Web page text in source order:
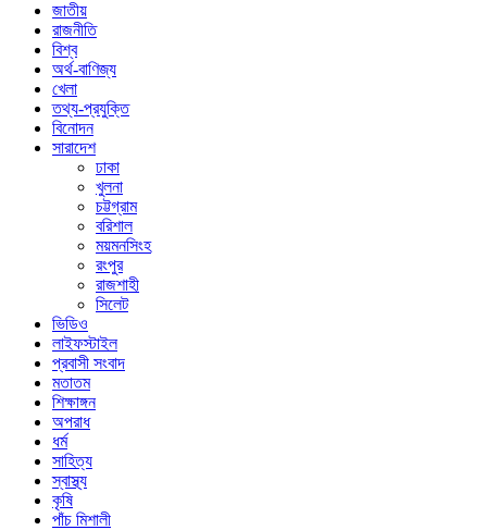
জাতীয়
রাজনীতি
বিশ্ব
অর্থ-বাণিজ্য
খেলা
তথ্য-প্রযুক্তি
বিনোদন
সারাদেশ
ঢাকা
খুলনা
চট্টগ্রাম
বরিশাল
ময়মনসিংহ
রংপুর
রাজশাহী
সিলেট
ভিডিও
লাইফস্টাইল
প্রবাসী সংবাদ
মতাতম
শিক্ষাঙ্গন
অপরাধ
ধর্ম
সাহিত্য
স্বাস্থ্য
কৃষি
পাঁচ মিশালী